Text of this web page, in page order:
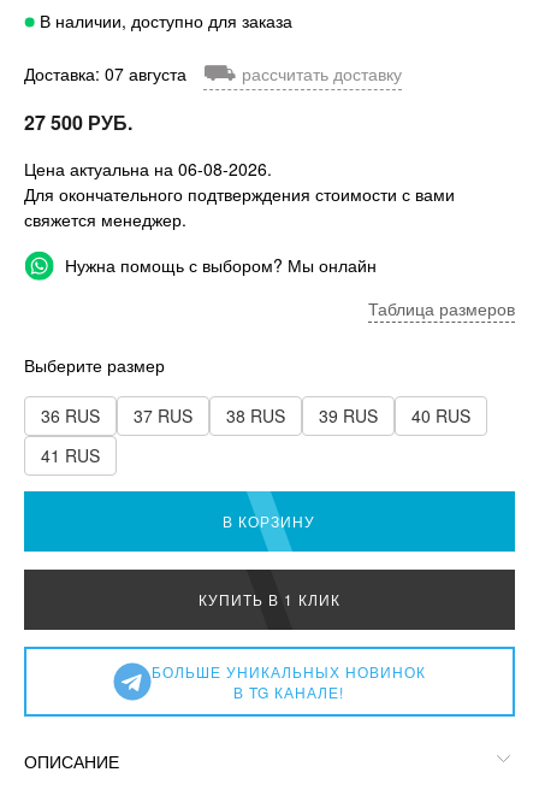
В наличии, доступно для заказа
Доставка: 07 августа ⛟ рассчитать доставку
27 500 РУБ.
Цена актуальна на 06-08-2026.
Для окончательного подтверждения стоимости с вами
свяжется менеджер.
Нужна помощь с выбором? Мы онлайн
Таблица размеров
Выберите размер
36 RUS 37 RUS 38 RUS 39 RUS
40 RUS
41 RUS
В КОРЗИНУ
КУПИТЬ В 1 КЛИК
БОЛЬШЕ УНИКАЛЬНЫХ НОВИНОК
В TG КАНАЛЕ!
ОПИСАНИЕ